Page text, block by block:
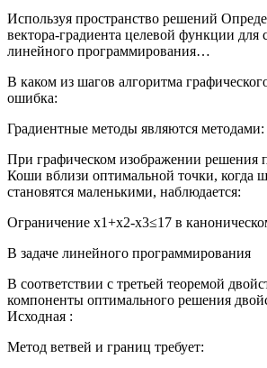
Используя пространство решений
вектора-градиента целевой функции для
линейного программирования…
В каком из шагов алгоритма
ошибка:
Градиентные методы являются методами:
При графическом изображении решения
Коши вблизи оптимальной точки, когда
становятся маленькими, наблюдается:
Ограничение х1+х2-х3≤17 в
В задаче линейного программирования
В соответствии с третьей теоремой
компоненты оптимального решения
Исходная :
Метод ветвей и границ требует: